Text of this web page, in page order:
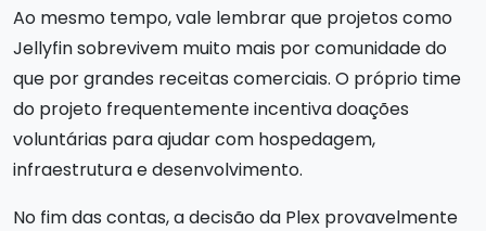
Ao mesmo tempo, vale lembrar que projetos como
Jellyfin sobrevivem muito mais por comunidade do
que por grandes receitas comerciais. O próprio time
do projeto frequentemente incentiva doações
voluntárias para ajudar com hospedagem,
infraestrutura e desenvolvimento.
No fim das contas, a decisão da Plex provavelmente